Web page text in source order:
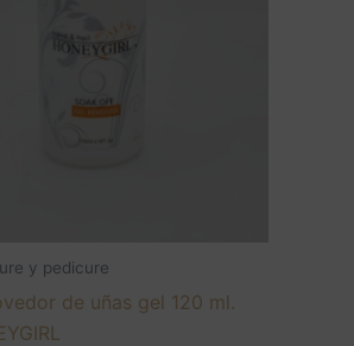
y pedicure
de uñas gel 120 ml.